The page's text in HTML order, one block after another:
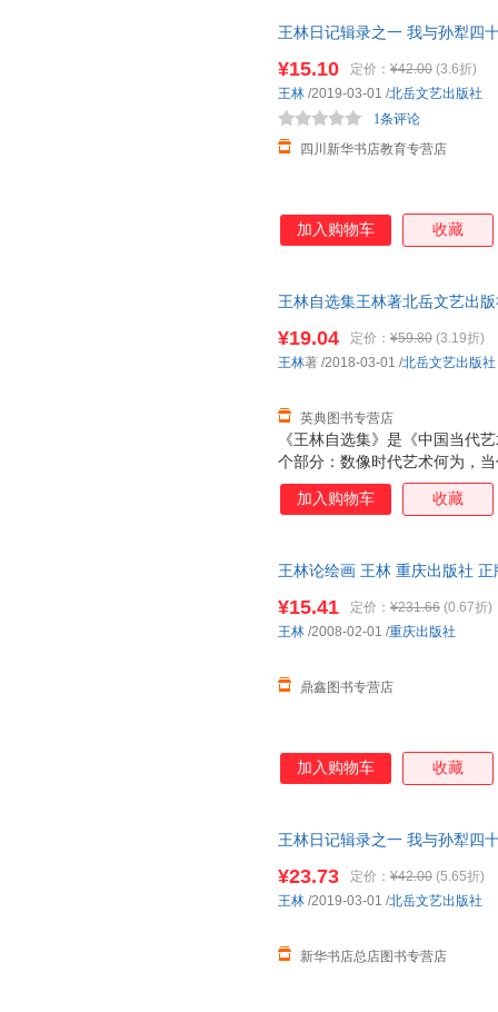
王林日记辑录之一 我与孙犁四
¥15.10 定价： ¥42.00 (3.6折)
四川新华书店教育专营店
1条评论
王林 /2019-03-01 /北岳文艺出版社
加入购物车 收藏
王林自选集王林著北岳文艺出版
《王林自选集》是《中国当代
个部分：数像时代艺术何为，
家何以独立。本书反映了近20
批评无疑有重要的借鉴作用；
¥19.04 定价： ¥59.80 (3.19折)
英典图书专营店
王林著 /2018-03-01 /北岳文艺出版社
加入购物车 收藏
王林论绘画 王林 重庆出版社
¥15.41 定价： ¥231.66 (0.67折)
鼎鑫图书专营店
王林 /2008-02-01 /重庆出版社
加入购物车 收藏
王林日记辑录之一 我与孙犁四
询：13284178503
¥23.73 定价： ¥42.00 (5.65折)
新华书店总店图书专营店
王林 /2019-03-01 /北岳文艺出版社